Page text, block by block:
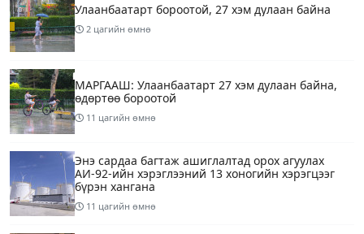
Улаанбаатарт бороотой, 27 хэм дулаан байна
2 цагийн өмнө
МАРГААШ: Улаанбаатарт 27 хэм дулаан байна,
өдөртөө бороотой
11 цагийн өмнө
Энэ сардаа багтаж ашиглалтад орох агуулах
АИ-92-ийн хэрэглээний 13 хоногийн хэрэгцээг
бүрэн хангана
11 цагийн өмнө